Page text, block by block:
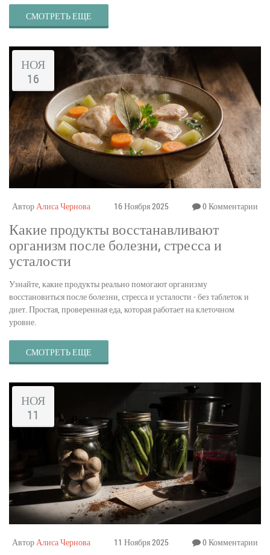
СМОТРЕТЬ ЕЩЕ
НОЯ
16
АвторАлиса Чернова 16 Ноября 2025 0 Комментарии
Какие продукты восстанавливают
организм после болезни, стресса и
усталости
Узнайте, какие продукты реально помогают организму
восстановиться после болезни, стресса и усталости - без таблеток и
диет. Простая, проверенная еда, которая работает на клеточном
уровне.
СМОТРЕТЬ ЕЩЕ
НОЯ
11
АвторАлиса Чернова 11 Ноября 2025 0 Комментарии